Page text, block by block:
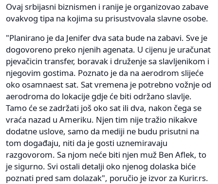
Ovaj srbijasni biznismen i ranije je organizovao zabave
ovakvog tipa na kojima su prisustvovala slavne osobe.
"Planirano je da Jenifer dva sata bude na zabavi. Sve je
dogovoreno preko njenih agenata. U cijenu je uračunat
pjevačicin transfer, boravak i druženje sa slavljenikom i
njegovim gostima. Poznato je da na aerodrom slijeće
oko osamnaest sat. Sat vremena je potrebno vožnje od
aerodroma do lokacije gdje će biti održano slavlje.
Tamo će se zadržati još oko sat ili dva, nakon čega se
vraća nazad u Ameriku. Njen tim nije tražio nikakve
dodatne uslove, samo da mediji ne budu prisutni na
tom događaju, niti da je gosti uznemiravaju
razgovorom. Sa njom neće biti njen muž Ben Aflek, to
je sigurno. Svi ostali detalji oko njenog dolaska biće
poznati pred sam dolazak", poručio je izvor za Kurir.rs.